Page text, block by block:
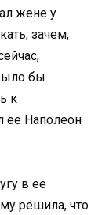
жене у
зачем,
бы
к
ее Наполеон
в ее
решила, что